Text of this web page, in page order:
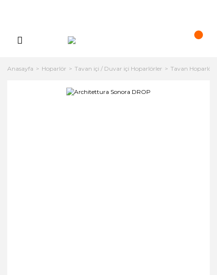
Anasayfa Hoparlör Tavan içi / Duvar içi Hoparlörler Tavan